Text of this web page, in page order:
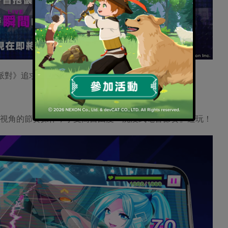
對》追求最棒的瞬間吧
角的節奏操作，享受高自由度『沈浸式電音節奏』遊玩！